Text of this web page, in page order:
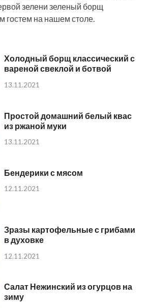
зелени зеленый борщ
гостем на нашем столе.
Холодный борщ классический с
вареной свеклой и ботвой
13.11.2021
Простой домашний белый квас
из ржаной муки
13.11.2021
Бендерики с мясом
12.11.2021
Зразы картофельные с грибами
в духовке
12.11.2021
Салат Нежинский из огурцов на
зиму